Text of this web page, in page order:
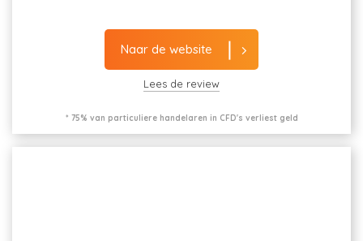
Naar de website
Lees de review
* 75% van particuliere handelaren in CFD's verliest geld